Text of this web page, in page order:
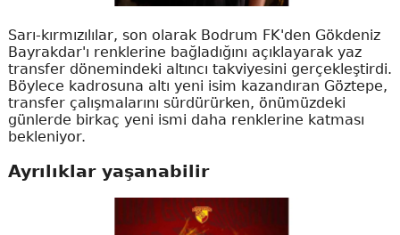
Sarı-kırmızılılar, son olarak Bodrum FK'den Gökdeniz
Bayrakdar'ı renklerine bağladığını açıklayarak yaz
transfer dönemindeki altıncı takviyesini gerçekleştirdi.
Böylece kadrosuna altı yeni isim kazandıran Göztepe,
transfer çalışmalarını sürdürürken, önümüzdeki
günlerde birkaç yeni ismi daha renklerine katması
bekleniyor.
Ayrılıklar yaşanabilir